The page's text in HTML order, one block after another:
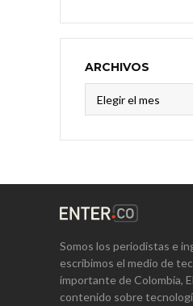
ARCHIVOS
Somos los periodistas e
escribimos el medio de
importante de Colombia,
contenido sobre